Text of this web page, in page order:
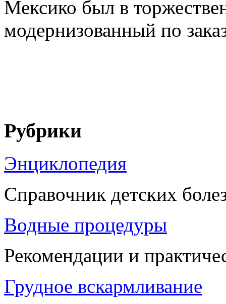
Мексико был в
модернизованный по
Рубрики
Энциклопедия
Справочник детских
Водные процедуры
Рекомендации и
Грудное вскармливание